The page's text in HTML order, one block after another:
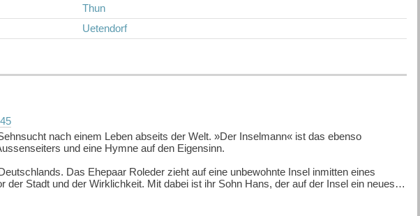
Thun
Uetendorf
nach einem Leben abseits der Welt. »Der Inselmann« ist das ebenso
und eine Hymne auf den Eigensinn.
Das Ehepaar Roleder zieht auf eine unbewohnte Insel inmitten eines
Stadt und der Wirklichkeit. Mit dabei ist ihr Sohn Hans, der auf der Insel ein neues
der Zeit scheint der schüchterne Junge geradezu mit der Insel, den Bäumen, dem